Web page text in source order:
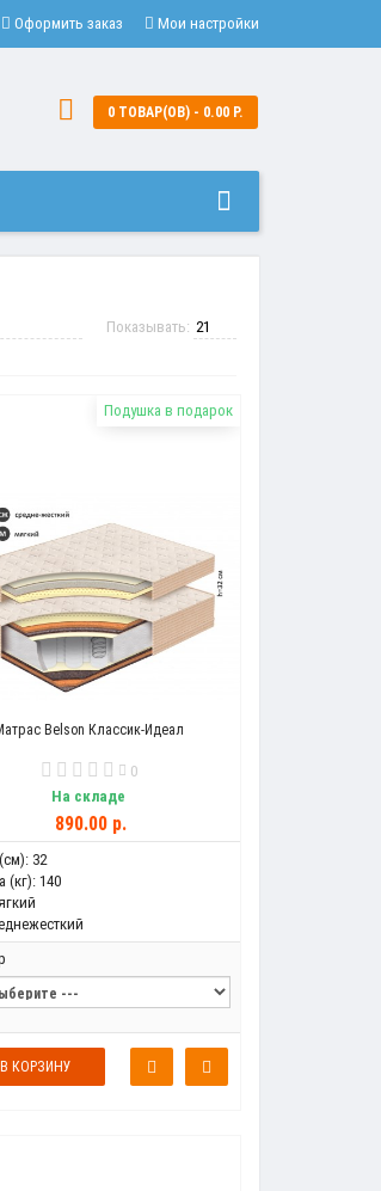
Оформить заказ Мои настройки
0 ТОВАР(ОВ) - 0.00 Р.
Показывать:
Подушка в подарок
Belson Классик-Идеал
0
На складе
890.00 р.
32
(кг): 140
В КОРЗИНУ